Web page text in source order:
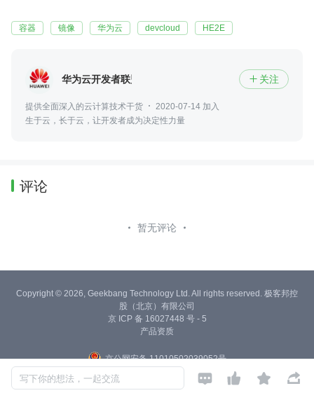
容器 镜像 华为云 devcloud HE2E
华为云开发者联盟  关注
提供全面深入的云计算技术干货
2020-07-14 加入
生于云，长于云，让开发者成为决定性力量
评论
暂无评论
写下你的想法，一起交流    
Copyright © 2026, Geekbang Technology Ltd. All rights reserved. 极客邦控
股（北京）有限公司
京 ICP 备 16027448 号 - 5
产品资质
京公网安备 11010502039052号